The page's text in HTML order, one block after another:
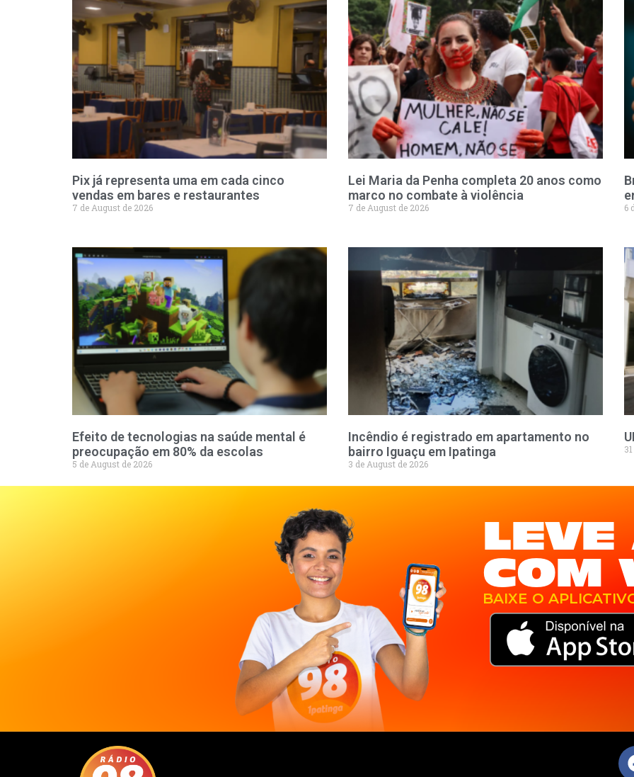
Pix já representa uma em cada cinco
vendas em bares e restaurantes
7 de August de 2026
Lei Maria da Penha completa 20 anos como
marco no combate à violência
7 de August de 2026 6
Efeito de tecnologias na saúde mental é
preocupação em 80% da escolas
5 de August de 2026
Incêndio é registrado em apartamento no
bairro Iguaçu em Ipatinga
3 de August de 2026
COM
BAIXE O